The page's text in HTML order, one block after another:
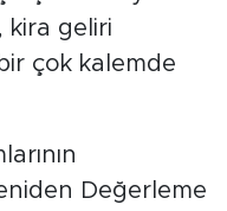
kira geliri
çok kalemde
Değerleme